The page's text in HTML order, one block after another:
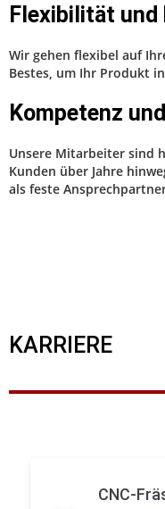
Flexibilität und
Wir gehen flexibel auf
Bestes, um Ihr Produkt
Kompetenz
Unsere Mitarbeiter sind
Kunden über Jahre
als feste
KARRIERE
CNC-